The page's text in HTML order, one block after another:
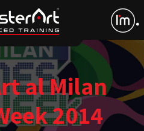
al Milan
2014